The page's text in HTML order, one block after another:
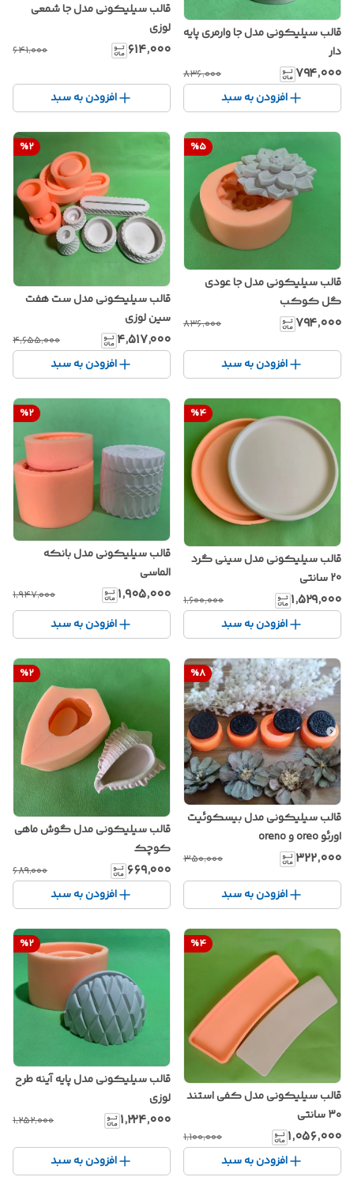
قالب سیلیکونی مدل جا وارمری پایه
دار
۷۹۴٬۰۰۰ ۸۳۶٬۰۰۰
افزودن به سبد
قالب سیلیکونی مدل جا شمعی
لوزی
۶۱۴٬۰۰۰ ۶۴۱٬۰۰۰
افزودن به سبد
%5
قالب سیلیکونی مدل جا عودی
گل کوکب
۷۹۴٬۰۰۰ ۸۳۶٬۰۰۰
افزودن به سبد
%2
قالب سیلیکونی مدل ست هفت
سین لوزی
۴٬۵۱۷٬۰۰۰ ۴٬۶۵۵٬۰۰۰
افزودن به سبد
%4
قالب سیلیکونی مدل سینی گرد
20 سانتی
۱٬۵۲۹٬۰۰۰ ۱٬۶۰۰٬۰۰۰
افزودن به سبد
%2
قالب سیلیکونی مدل بانکه
الماسی
۱٬۹۰۵٬۰۰۰ ۱٬۹۴۷٬۰۰۰
افزودن به سبد
%8
قالب سیلیکونی مدل بیسکوئیت
اورئو oreo و oreno
۳۲۲٬۰۰۰ ۳۵۰٬۰۰۰
افزودن به سبد
%2
قالب سیلیکونی مدل گوش ماهی
کوچک
۶۶۹٬۰۰۰ ۶۸۹٬۰۰۰
افزودن به سبد
%4
قالب سیلیکونی مدل کفی استند
۳۰ سانتی
۱٬۰۵۶٬۰۰۰ ۱٬۱۰۰٬۰۰۰
افزودن به سبد
%2
قالب سیلیکونی مدل پایه آینه طرح
لوزی
۱٬۲۲۴٬۰۰۰ ۱٬۲۵۲٬۰۰۰
افزودن به سبد